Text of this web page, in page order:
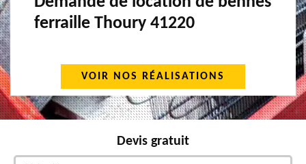
ferraille Thoury 41220
VOIR NOS RÉALISATIONS
Devis gratuit